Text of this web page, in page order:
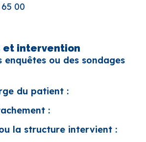
00
et intervention
enquêtes ou des sondages
du patient :
:
la structure intervient :